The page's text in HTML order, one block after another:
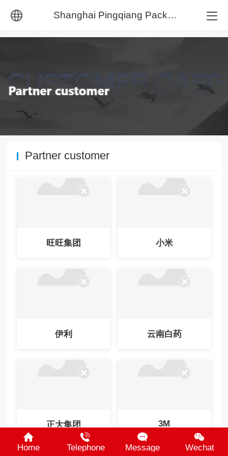
Shanghai Pingqiang Packaging Machinery Co., Ltd.
English
Partner customer
旺旺集团 小米
伊利 云南白药
正大集团 3M
Home Telephone Message Wechat